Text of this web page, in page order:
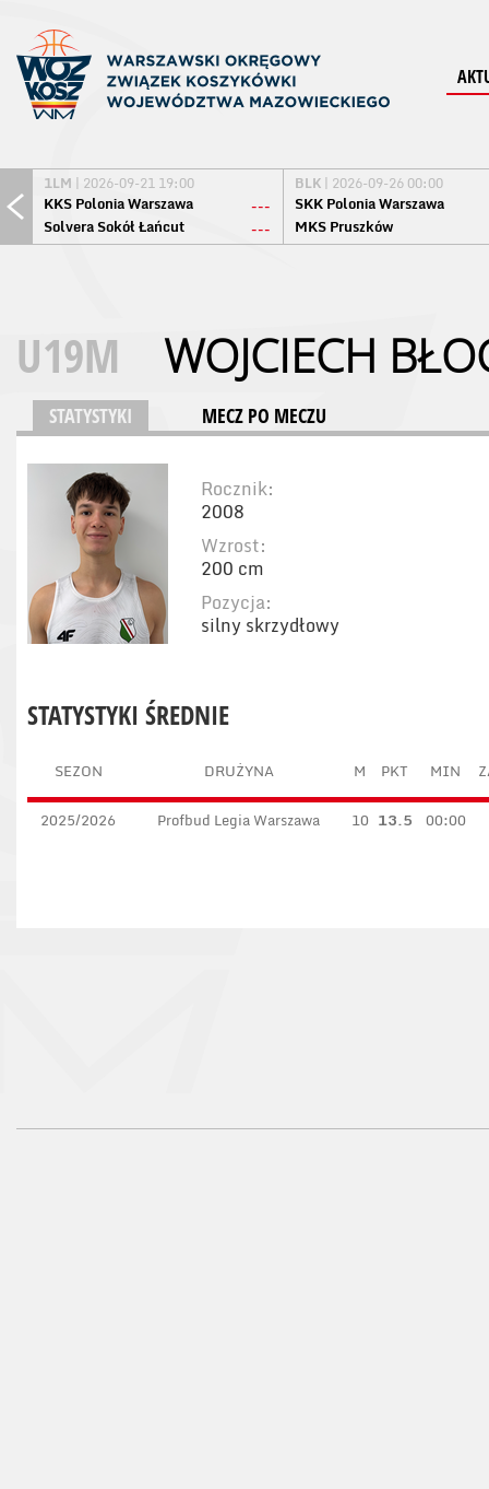
1LM | 2026-09-21 19:00
KKS Polonia Warszawa
---
Solvera Sokół Łańcut
---
BLK | 2026-09-26 00:00
SKK Polonia Warszawa
MKS Pruszków
U19M WOJCIECH
STATYSTYKI MECZ PO MECZU
Rocznik:
2008
Wzrost:
200 cm
Pozycja:
silny skrzydłowy
STATYSTYKI ŚREDNIE
SEZON DRUŻYNA M PKT MIN
2025/2026 Profbud Legia Warszawa 10 13.5 00:00